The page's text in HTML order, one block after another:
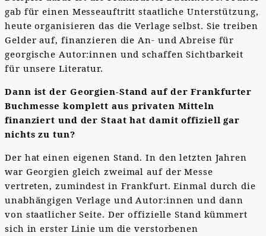
gab für einen Messeauftritt staatliche Unterstützung,
heute organisieren das die Verlage selbst. Sie treiben
Gelder auf, finanzieren die An- und Abreise für
georgische Autor:innen und schaffen Sichtbarkeit
für unsere Literatur.
Dann ist der Georgien-Stand auf der Frankfurter
Buchmesse komplett aus privaten Mitteln
finanziert und der Staat hat damit offiziell gar
nichts zu tun?
Der hat einen eigenen Stand. In den letzten Jahren
war Georgien gleich zweimal auf der Messe
vertreten, zumindest in Frankfurt. Einmal durch die
unabhängigen Verlage und Autor:innen und dann
von staatlicher Seite. Der offizielle Stand kümmert
sich in erster Linie um die verstorbenen